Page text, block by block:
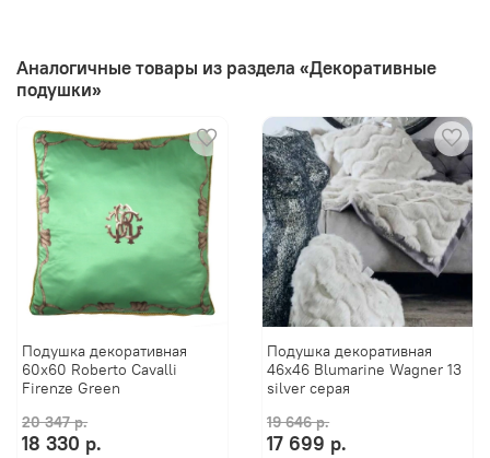
Аналогичные товары из раздела «Декоративные
подушки»
Подушка декоративная
60х60 Roberto Cavalli
Firenze Green
20 347 р.
18 330 р.
Подушка декоративная
46х46 Blumarine Wagner 13
silver серая
19 646 р.
17 699 р.